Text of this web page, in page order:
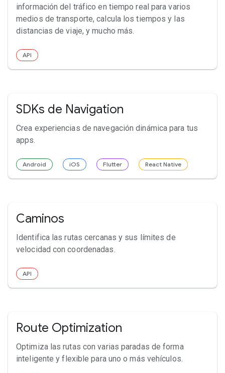
información del tráfico en tiempo real para varios
medios de transporte, calcula los tiempos y las
distancias de viaje, y mucho más.
API
SDKs de Navigation
Crea experiencias de navegación dinámica para tus
apps.
Android iOS Flutter React Native
Caminos
Identifica las rutas cercanas y sus límites de
velocidad con coordenadas.
API
Route Optimization
Optimiza las rutas con varias paradas de forma
inteligente y flexible para uno o más vehículos.